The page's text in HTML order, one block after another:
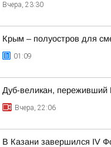
Вчера, 23:30
Крым – полуостров для
01:09
Дуб-великан, переживший
Вчера, 22:06
В Казани завершился IV